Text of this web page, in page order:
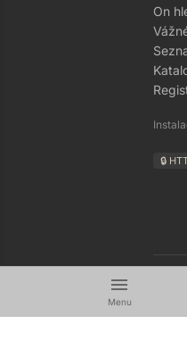
menu
Menu
On
🔒